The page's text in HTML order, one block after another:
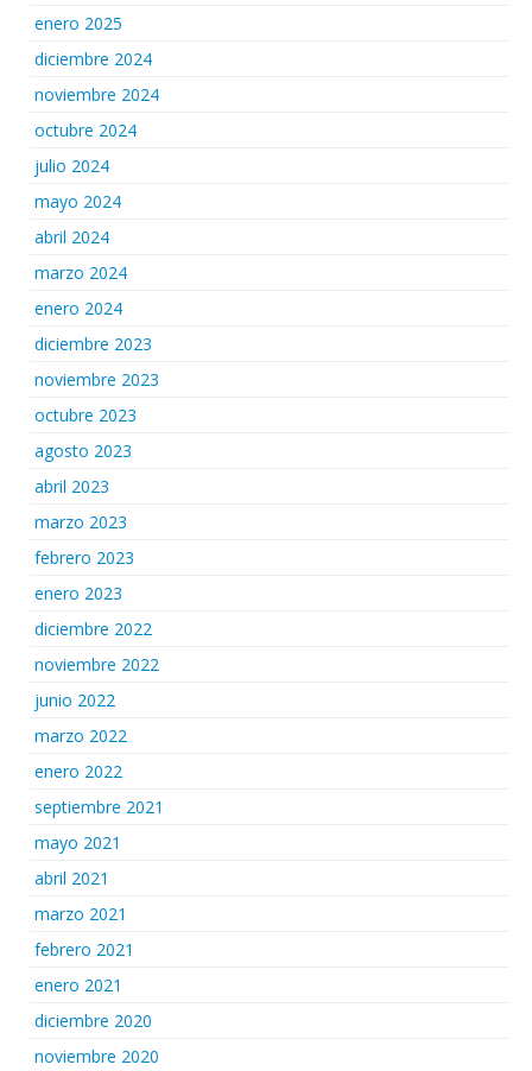
enero 2025
diciembre 2024
noviembre 2024
octubre 2024
julio 2024
mayo 2024
abril 2024
marzo 2024
enero 2024
diciembre 2023
noviembre 2023
octubre 2023
agosto 2023
abril 2023
marzo 2023
febrero 2023
enero 2023
diciembre 2022
noviembre 2022
junio 2022
marzo 2022
enero 2022
septiembre 2021
mayo 2021
abril 2021
marzo 2021
febrero 2021
enero 2021
diciembre 2020
noviembre 2020